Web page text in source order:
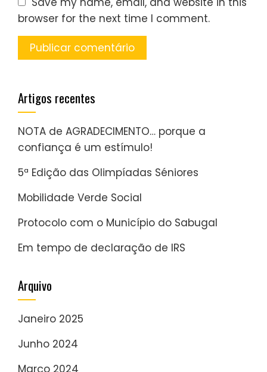
browser for the next time I comment.
Artigos recentes
NOTA de AGRADECIMENTO… porque a
confiança é um estímulo!
5ª Edição das Olimpíadas Séniores
Mobilidade Verde Social
Protocolo com o Município do Sabugal
Em tempo de declaração de IRS
Arquivo
Janeiro 2025
Junho 2024
Março 2024